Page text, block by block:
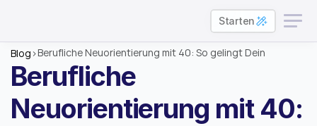
Starten
Blog >Berufliche Neuorientierung mit 40: So gelingt Dein
Neustart
Berufliche
Neuorientierung mit 40: